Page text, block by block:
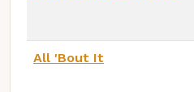
All 'Bout It